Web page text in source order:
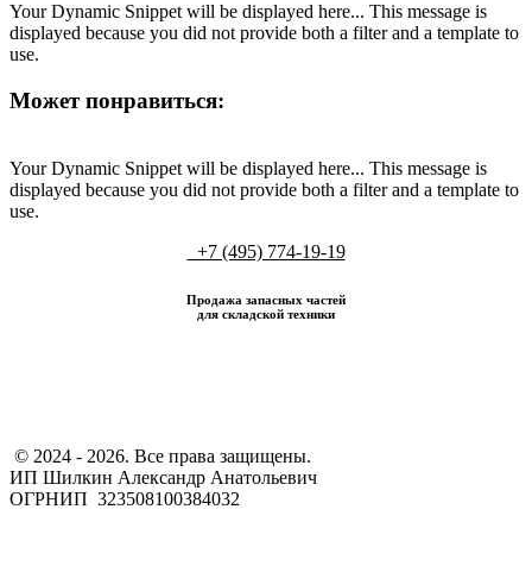
Your Dynamic Snippet will be displayed here... This message is
displayed because you did not provide both a filter and a template to
use.
Может понравиться:
Your Dynamic Snippet will be displayed here... This message is
displayed because you did not provide both a filter and a template to
use.
+7 (495) 774-19-19
Продажа запасных частей
для складской техники
​ © 2024 - 2026. Все права защищены.
ИП Шилкин Александр Анатольевич
ОГРНИП 323508100384032